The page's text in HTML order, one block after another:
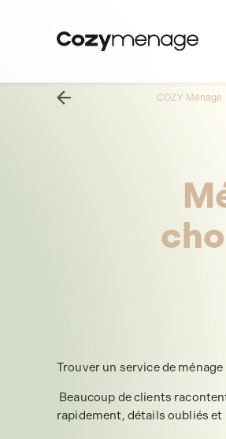
COZY Ménage
Trouver un service de
Beaucoup de clients
rapidement, détails oubliés